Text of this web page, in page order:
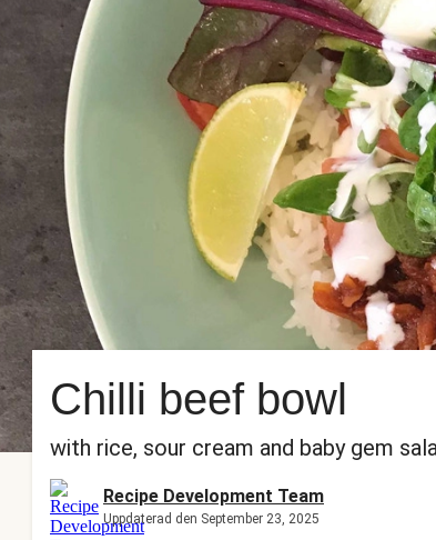
Chilli beef bowl
with rice, sour cream and baby gem
Recipe Development Team
Uppdaterad den September 23, 2025